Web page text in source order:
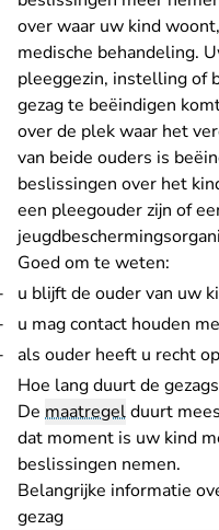
over waar uw kind
medische behandeling.
pleeggezin, instelling of
gezag te beëindigen
over de plek waar het
van beide ouders is
beslissingen over het
een pleegouder zijn of
Goed om te weten:
u blijft de ouder van uw
u mag contact houden
als ouder heeft u recht
Hoe lang duurt de
De maatregelduurt
dat moment is uw kind
beslissingen nemen.
Belangrijke informatie
gezag